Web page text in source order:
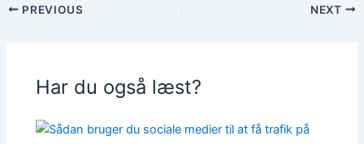
PREVIOUS NEXT
Har du også læst?